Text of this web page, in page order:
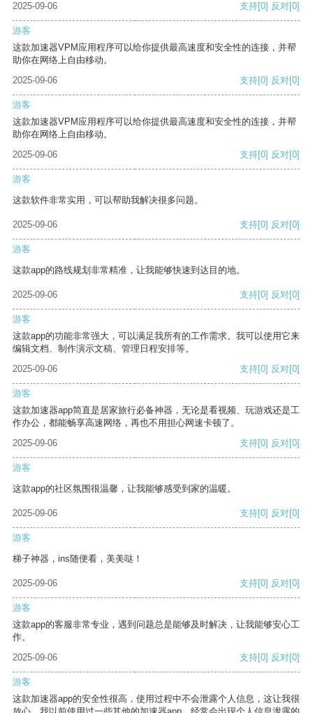
2025-09-06 支持[0] 反对[0]
游客
这款加速器VPM应用程序可以给你提供最高速度和安全性的连接，并帮
助你在网络上自由移动。
2025-09-06
支持[0] 反对[0]
游客
这款加速器VPM应用程序可以给你提供最高速度和安全性的连接，并帮
助你在网络上自由移动。
2025-09-06
支持[0] 反对[0]
游客
这款软件非常实用，可以帮助我解决很多问题。
2025-09-06 支持[0] 反对[0]
游客
这款app的路线规划非常精准，让我能够快速到达目的地。
2025-09-06 支持[0] 反对[0]
游客
这款app的功能非常强大，可以满足我所有的工作需求。我可以使用它来
编辑文档、制作演示文稿、管理日程安排等。
2025-09-06
支持[0] 反对[0]
游客
这款加速器app简直是居家旅行必备神器，无论是看视频、玩游戏还是工
作办公，都能畅享高速网络，再也不用担心网速卡顿了。
2025-09-06
支持[0] 反对[0]
游客
这款app的社区氛围很温馨，让我能够感受到家的温暖。
2025-09-06 支持[0] 反对[0]
游客
梯子神器，ins随便看，美美哒！
2025-09-06 支持[0] 反对[0]
游客
这款app的客服非常专业，遇到问题总是能够及时解决，让我能够安心工
作。
2025-09-06
支持[0] 反对[0]
游客
这款加速器app的安全性很高，使用过程中不会泄露个人信息，这让我很